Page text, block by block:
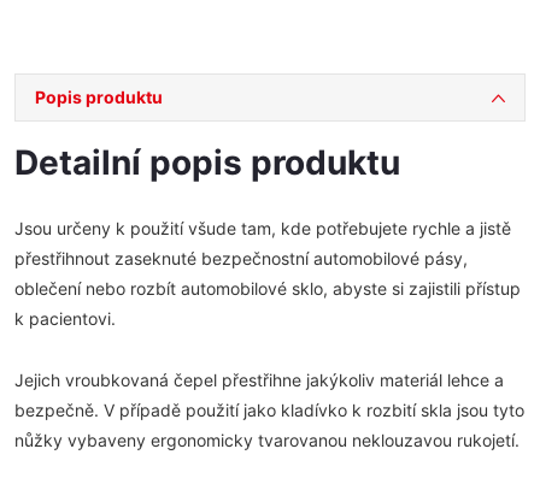
Popis produktu
Detailní popis produktu
Jsou určeny k použití všude tam, kde potřebujete rychle a jistě
přestřihnout zaseknuté bezpečnostní automobilové pásy,
oblečení nebo rozbít automobilové sklo, abyste si zajistili přístup
k pacientovi.
Jejich vroubkovaná čepel přestřihne jakýkoliv materiál lehce a
bezpečně. V případě použití jako kladívko k rozbití skla jsou tyto
nůžky vybaveny ergonomicky tvarovanou neklouzavou rukojetí.